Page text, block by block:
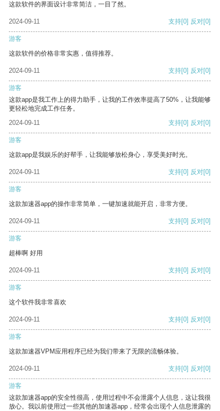
这款软件的界面设计非常简洁，一目了然。
2024-09-11 支持[0] 反对[0]
游客
这款软件的价格非常实惠，值得推荐。
2024-09-11 支持[0] 反对[0]
游客
这款app是我工作上的得力助手，让我的工作效率提高了50%，让我能够
更轻松地完成工作任务。
2024-09-11
支持[0] 反对[0]
游客
这款app是我娱乐的好帮手，让我能够放松身心，享受美好时光。
2024-09-11 支持[0] 反对[0]
游客
这款加速器app的操作非常简单，一键加速就能开启，非常方便。
2024-09-11 支持[0] 反对[0]
游客
超棒啊 好用
2024-09-11 支持[0] 反对[0]
游客
这个软件我非常喜欢
2024-09-11 支持[0] 反对[0]
游客
这款加速器VPM应用程序已经为我们带来了无限的流畅体验。
2024-09-11 支持[0] 反对[0]
游客
这款加速器app的安全性很高，使用过程中不会泄露个人信息，这让我很
放心。我以前使用过一些其他的加速器app，经常会出现个人信息泄露的